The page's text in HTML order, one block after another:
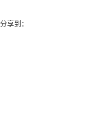
分享到：